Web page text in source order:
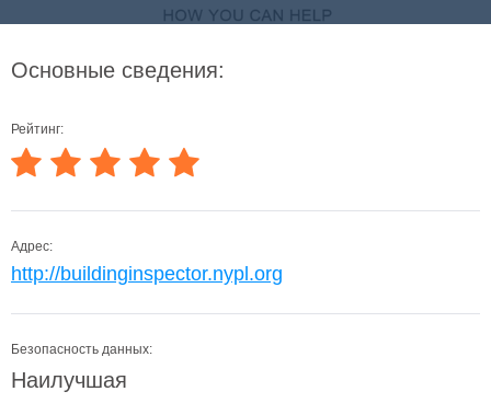
Основные сведения:
Рейтинг:
Адрес:
http://buildinginspector.nypl.org
Безопасность данных:
Наилучшая